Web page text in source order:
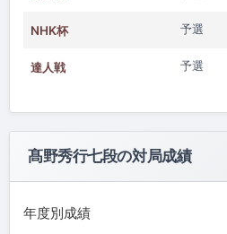
NHK杯 予選
達人戦 予選
髙野秀行七段の対局成績
年度別成績